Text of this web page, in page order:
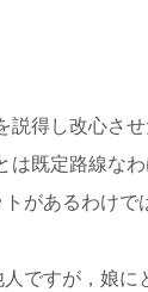
説得し改心さ
は既定路線な
があるわけで
ですが，娘に